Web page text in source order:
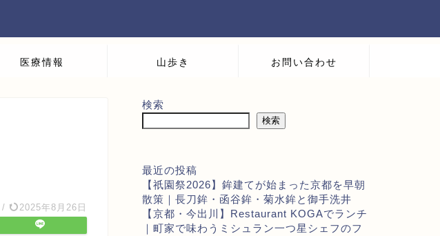
医療情報 山歩き お問い合わせ
/ 2025年8月26日
検索
検索
最近の投稿
【祇園祭2026】鉾建てが始まった京都を早朝
散策｜長刀鉾・函谷鉾・菊水鉾と御手洗井
【京都・今出川】Restaurant KOGAでランチ
｜町家で味わうミシュラン一つ星シェフのフ